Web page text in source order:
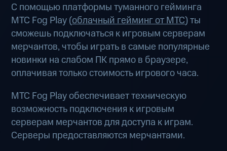
С помощью платформы туманного гейминга
МТС Fog Play (облачный гейминг от МТС) ты
сможешь подключаться к игровым серверам
мерчантов, чтобы играть в самые популярные
новинки на слабом ПК прямо в браузере,
оплачивая только стоимость игрового часа.
МТС Fog Play обеспечивает техническую
возможность подключения к игровым
серверам мерчантов для доступа к играм.
Серверы предоставляются мерчантами.